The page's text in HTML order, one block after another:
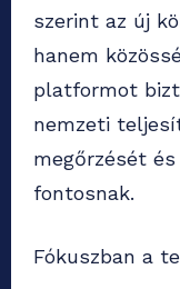
szerint az új
hanem
platformot
nemzeti
megőrzését
fontosnak.
Fókuszban a